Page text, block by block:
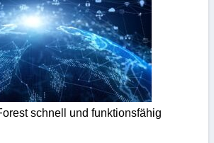
schnell und funktionsfähig